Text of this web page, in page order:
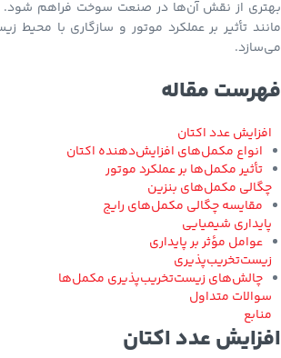
بهتری از نقش آن‌ها در صنعت سوخت فراهم شود.
مانند تأثیر بر عملکرد موتور و سازگاری با محیط
می‌سازد.
فهرست مقاله
افزایش عدد اکتان
انواع مکمل‌های افزایش‌دهنده اکتان
تأثیر مکمل‌ها بر عملکرد موتور
چگالی مکمل‌های بنزین
مقایسه چگالی مکمل‌های رایج
پایداری شیمیایی
عوامل مؤثر بر پایداری
زیست‌تخریب‌پذیری
چالش‌های زیست‌تخریب‌پذیری مکمل‌ها
سوالات متداول
منابع
افزایش عدد اکتان